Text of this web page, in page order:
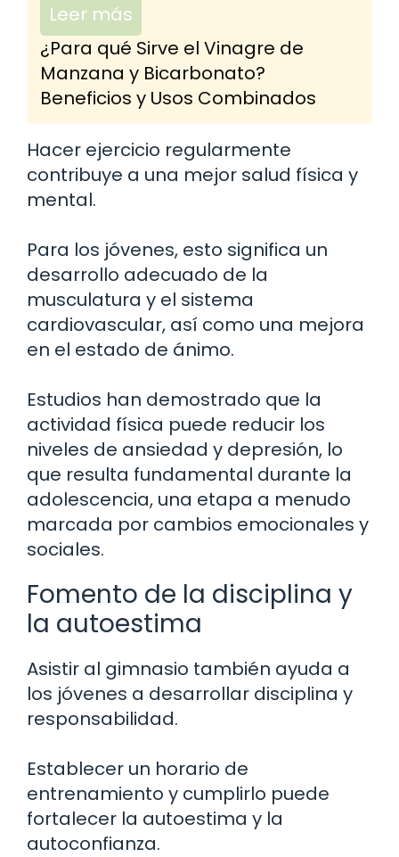
Leer más
¿Para qué Sirve el Vinagre de
Manzana y Bicarbonato?
Beneficios y Usos Combinados
Hacer ejercicio regularmente
contribuye a una mejor salud física y
mental.
Para los jóvenes, esto significa un
desarrollo adecuado de la
musculatura y el sistema
cardiovascular, así como una mejora
en el estado de ánimo.
Estudios han demostrado que la
actividad física puede reducir los
niveles de ansiedad y depresión, lo
que resulta fundamental durante la
adolescencia, una etapa a menudo
marcada por cambios emocionales y
sociales.
Fomento de la disciplina y
la autoestima
Asistir al gimnasio también ayuda a
los jóvenes a desarrollar disciplina y
responsabilidad.
Establecer un horario de
entrenamiento y cumplirlo puede
fortalecer la autoestima y la
autoconfianza.